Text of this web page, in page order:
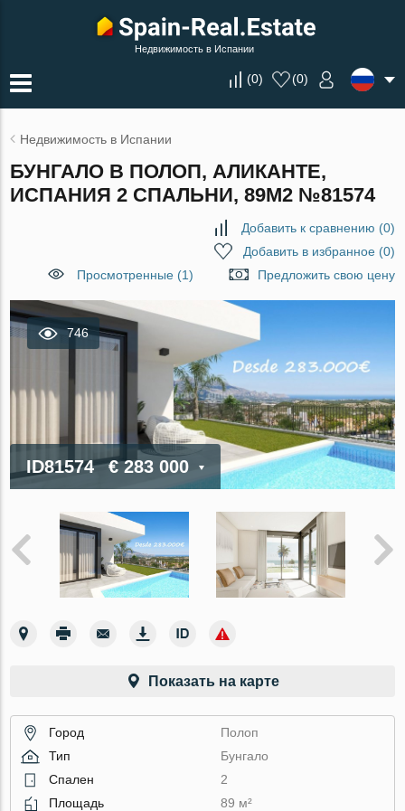
Недвижимость в Испании
(0) (0)
Недвижимость в Испании
БУНГАЛО В ПОЛОП, АЛИКАНТЕ,
ИСПАНИЯ 2 СПАЛЬНИ, 89М2 №81574
Добавить к сравнению (0)
Добавить в избранное(0)
Просмотренные (1)
Предложить свою цену
746
ID81574 € 283 000
Показать на карте
Город
Полоп
Тип
Бунгало
Спален
2
Площадь
89 м²